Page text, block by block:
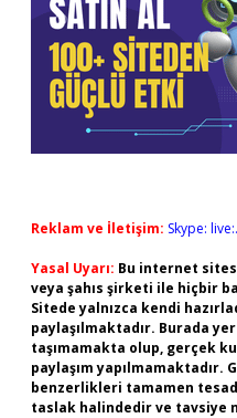
Reklam ve İletişim: Skype:
Yasal Uyarı: Bu internet
veya şahıs şirketi ile hiçbir
Sitede yalnızca kendi
paylaşılmaktadır. Burada
taşımamakta olup, gerçek
paylaşım
benzerlikleri tamamen
taslak halindedir ve tavsiye